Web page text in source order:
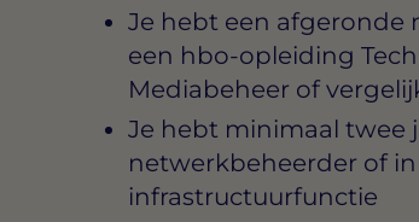
Je hebt een afgeronde
een hbo-opleiding
Mediabeheer of
Je hebt minimaal twee
netwerkbeheerder of
infrastructuurfunctie